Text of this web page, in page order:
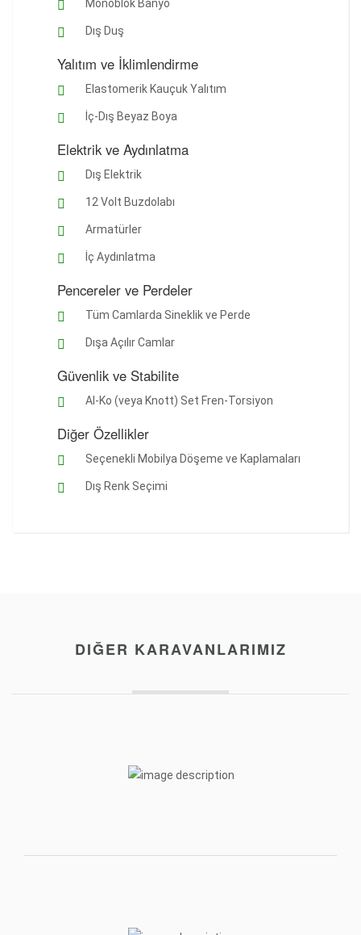
Monoblok Banyo
Dış Duş
Yalıtım ve İklimlendirme
Elastomerik Kauçuk Yalıtım
İç-Dış Beyaz Boya
Elektrik ve Aydınlatma
Dış Elektrik
12 Volt Buzdolabı
Armatürler
İç Aydınlatma
Pencereler ve Perdeler
Tüm Camlarda Sineklik ve Perde
Dışa Açılır Camlar
Güvenlik ve Stabilite
Al-Ko (veya Knott) Set Fren-Torsiyon
Diğer Özellikler
Seçenekli Mobilya Döşeme ve Kaplamaları
Dış Renk Seçimi
DIĞER KARAVANLARIMIZ